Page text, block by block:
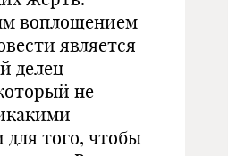
воплощением
является
делец
не
для того, чтобы